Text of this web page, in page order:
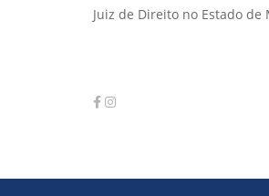
Juiz de Direito no Estado de